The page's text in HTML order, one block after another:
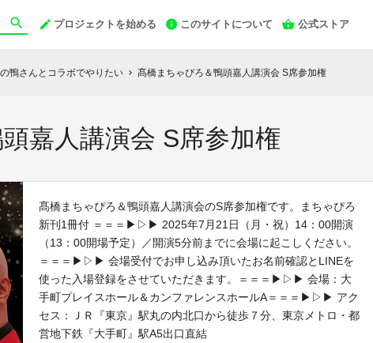
プロジェクトを始める このサイトについて 公式ストア
鴨さんとコラボでやりたい chevron_right 髙橋まちゃぴろ＆鴨頭嘉人講演会 S席参加権
嘉人講演会 S席参加権
髙橋まちゃぴろ＆鴨頭嘉人講演会のS席参加権です。まちゃぴろ
新刊1冊付 ＝＝＝▶▷▶ 2025年7月21日（月・祝）14：00開演
（13：00開場予定）／開演5分前までに会場に起こしください。
＝＝＝▶▷▶ 会場受付でお申し込み頂いたお名前確認とLINEを
使った入場登録をさせていただきます。＝＝＝▶▷▶ 会場：大
手町プレイスホール＆カンファレンスホールA＝＝＝▶▷▶ アク
セス：ＪＲ『東京』駅丸の内北口から徒歩７分、東京メトロ・都
営地下鉄『大手町』駅A5出口直結